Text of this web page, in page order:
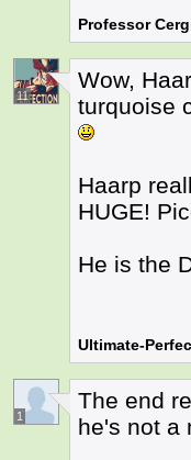
Professor
11
Wow,
turquoise
Haarp
HUGE!
He is the
Ultimate-
1
The end
he's not a